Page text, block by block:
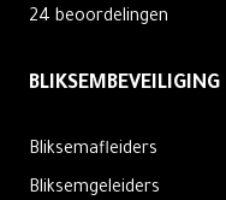
24 beoordelingen
BLIKSEMBEVEILIGING
Bliksemafleiders
Bliksemgeleiders